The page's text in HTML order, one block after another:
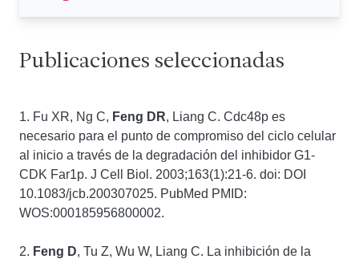
Publicaciones seleccionadas
1. Fu XR, Ng C, Feng DR, Liang C. Cdc48p es
necesario para el punto de compromiso del ciclo celular
al inicio a través de la degradación del inhibidor G1-
CDK Far1p. J Cell Biol. 2003;163(1):21-6. doi: DOI
10.1083/jcb.200307025. PubMed PMID:
WOS:000185956800002.
2. Feng D, Tu Z, Wu W, Liang C. La inhibición de la